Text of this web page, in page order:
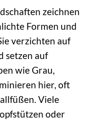
zeichnen
Formen und
verzichten auf
setzen auf
wie Grau,
hier, oft
Viele
oder